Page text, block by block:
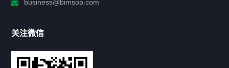
business@bimsop.com
关注微信